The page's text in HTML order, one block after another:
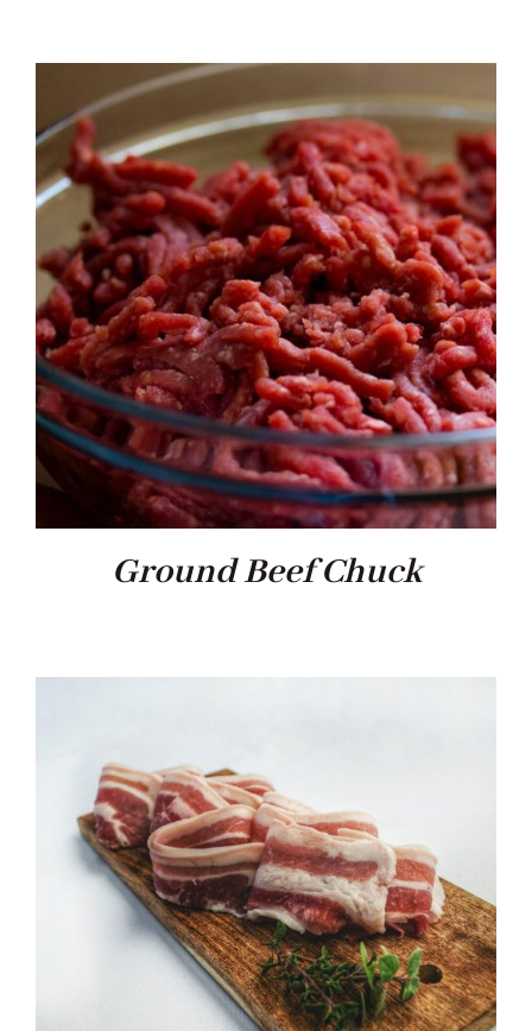
NOTICIES
CONTACTE
Ground Beef Chuck